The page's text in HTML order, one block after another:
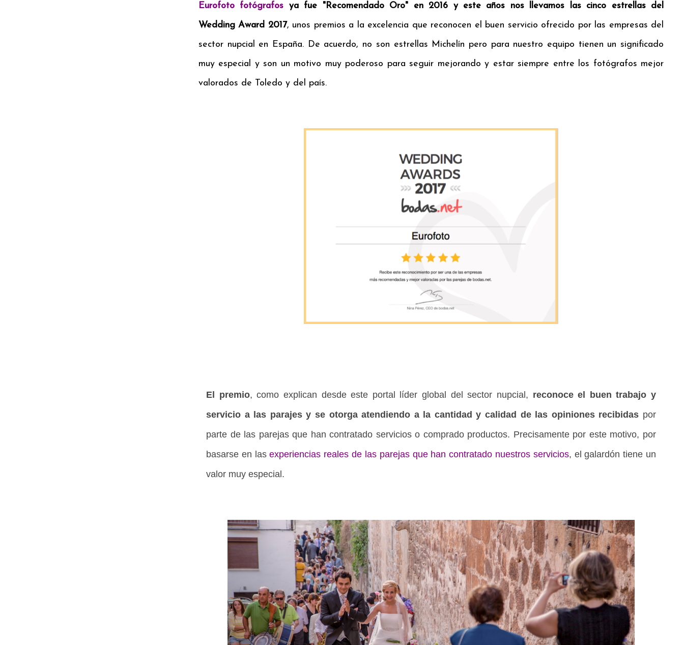
Eurofoto fotógrafos ya fue "Recomendado Oro" en 2016 y este años nos llevamos las cinco estrellas del
Wedding Award 2017, unos premios a la excelencia que reconocen el buen servicio ofrecido por las empresas del
sector nupcial en España. De acuerdo, no son estrellas Michelín pero para nuestro equipo tienen un significado
muy especial y son un motivo muy poderoso para seguir mejorando y estar siempre entre los fotógrafos mejor
valorados de Toledo y del país.
El premio, como explican desde este portal líder global del sector nupcial, reconoce el buen trabajo y
servicio a las parajes y se otorga atendiendo a la cantidad y calidad de las opiniones recibidas por
parte de las parejas que han contratado servicios o comprado productos. Precisamente por este motivo, por
basarse en lasexperiencias reales de las parejas que han contratado nuestros servicios, el galardón tiene un
valor muy especial.